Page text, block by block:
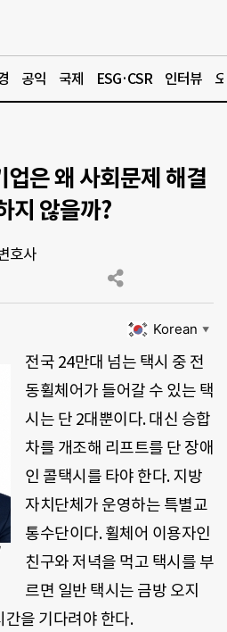
공익 국제 ESG·CSR 인터뷰
은 왜 사회문제 해결
지 않을까?
호사
Korean ▼
전국 24만대 넘는 택시 중 전
동휠체어가 들어갈 수 있는 택
시는 단 2대뿐이다. 대신 승합
차를 개조해 리프트를 단 장애
인 콜택시를 타야 한다. 지방
자치단체가 운영하는 특별교
통수단이다. 휠체어 이용자인
친구와 저녁을 먹고 택시를 부
르면 일반 택시는 금방 오지
을 기다려야 한다.